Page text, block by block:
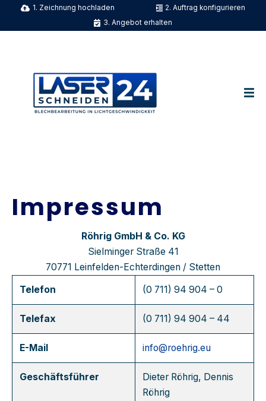
1. Zeichnung hochladen
2. Auftrag konfigurieren
3. Angebot erhalten
Impressum
Röhrig GmbH & Co. KG
Sielminger Straße 41
70771 Leinfelden-Echterdingen / Stetten
Telefon
(0 711) 94 904 – 0
Telefax (0 711) 94 904 – 44
E-Mail info@roehrig.eu
Geschäftsführer
Dieter Röhrig, Dennis
Röhrig